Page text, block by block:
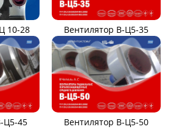
10-28 Вентилятор В-Ц5-35
Ц5-45 Вентилятор В-Ц5-50